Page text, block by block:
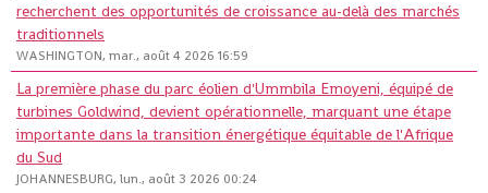
recherchent des opportunités de croissance au-delà des marchés
traditionnels
WASHINGTON, mar., août 4 2026 16:59
La première phase du parc éolien d'Ummbila Emoyeni, équipé de
turbines Goldwind, devient opérationnelle, marquant une étape
importante dans la transition énergétique équitable de l'Afrique
du Sud
JOHANNESBURG, lun., août 3 2026 00:24